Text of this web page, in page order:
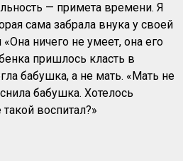
— примета времени. Я
сама забрала внука у своей
ничего не умеет, она его
пришлось класть в
бабушка, а не мать. «Мать не
бабушка. Хотелось
воспитал?»